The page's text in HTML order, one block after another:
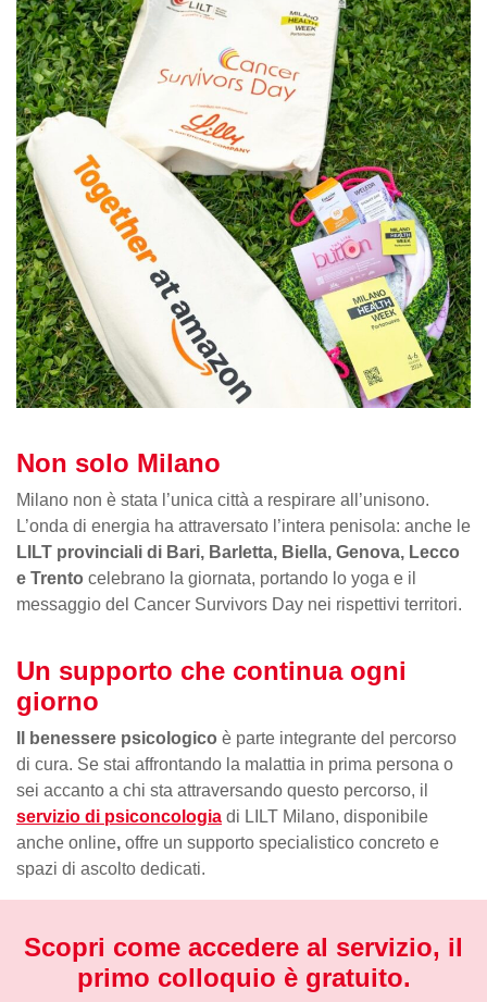
Non solo Milano
Milano non è stata l’unica città a respirare all’unisono.
L’onda di energia ha attraversato l’intera penisola: anche le
LILT provinciali di Bari, Barletta, Biella, Genova, Lecco
e Trento celebrano la giornata, portando lo yoga e il
messaggio del Cancer Survivors Day nei rispettivi territori.
Un supporto che continua ogni
giorno
Il benessere psicologico è parte integrante del percorso
di cura. Se stai affrontando la malattia in prima persona o
sei accanto a chi sta attraversando questo percorso, il
servizio di psiconcologia di LILT Milano, disponibile
anche online, offre un supporto specialistico concreto e
spazi di ascolto dedicati.
Scopri come accedere al servizio, il
primo colloquio è gratuito.